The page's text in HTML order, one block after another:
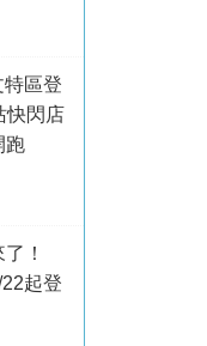
區登
閃店
跑
了！
起登